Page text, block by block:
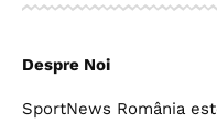
Despre Noi
SportNews România